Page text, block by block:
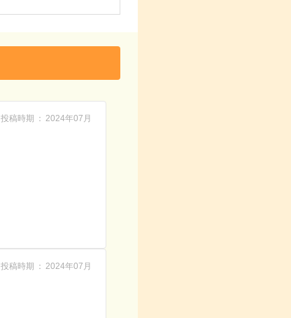
投稿時期 2024年07月
投稿時期 2024年07月